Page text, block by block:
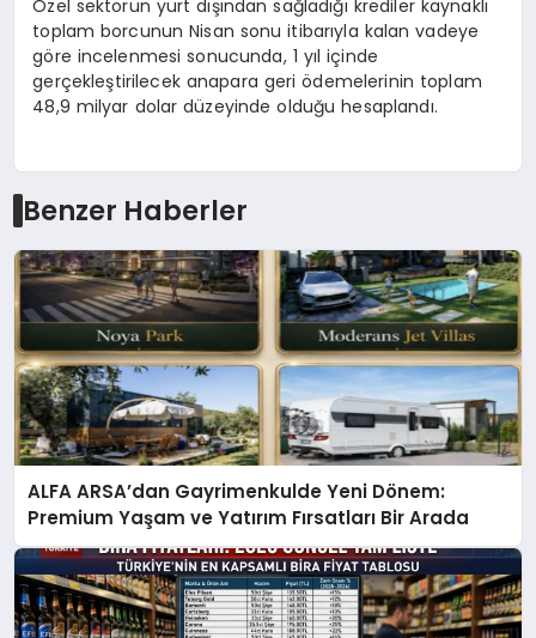
Özel sektörün yurt dışından sağladığı krediler kaynaklı
toplam borcunun Nisan sonu itibarıyla kalan vadeye
göre incelenmesi sonucunda, 1 yıl içinde
gerçekleştirilecek anapara geri ödemelerinin toplam
48,9 milyar dolar düzeyinde olduğu hesaplandı.
Benzer Haberler
ALFA ARSA’dan Gayrimenkulde Yeni Dönem:
Premium Yaşam ve Yatırım Fırsatları Bir Arada